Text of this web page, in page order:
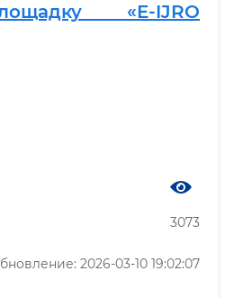
«E-IJRO
3073
2026-03-10 19:02:07